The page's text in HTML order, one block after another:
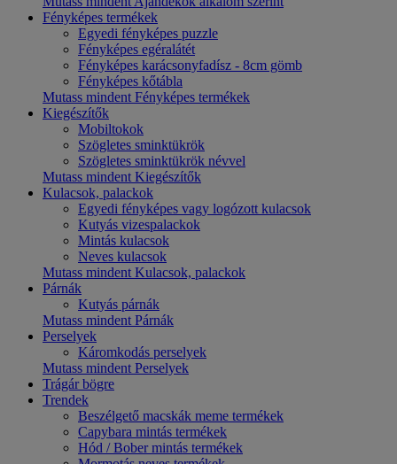
Fényképes termékek
Egyedi fényképes puzzle
Fényképes egéralátét
Fényképes karácsonyfadísz - 8cm gömb
Fényképes kőtábla
Mutass mindent Fényképes termékek
Kiegészítők
Mobiltokok
Szögletes sminktükrök
Szögletes sminktükrök névvel
Mutass mindent Kiegészítők
Kulacsok, palackok
Egyedi fényképes vagy logózott kulacsok
Kutyás vizespalackok
Mintás kulacsok
Neves kulacsok
Mutass mindent Kulacsok, palackok
Párnák
Kutyás párnák
Mutass mindent Párnák
Perselyek
Káromkodás perselyek
Mutass mindent Perselyek
Trágár bögre
Trendek
Beszélgető macskák meme termékek
Capybara mintás termékek
Hód / Bober mintás termékek